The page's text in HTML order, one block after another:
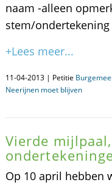
naam -alleen
stem/
+Lees meer...
11-04-2013 | Petitie
Neerijnen moet blijven
Vierde
Op 10 april hebben